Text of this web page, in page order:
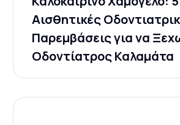
Αισθητικές
Παρεμβάσεις για να
Οδοντίατρος Καλαμάτα